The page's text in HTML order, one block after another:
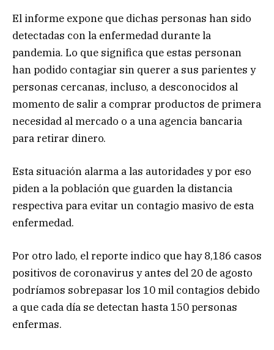
El informe expone que dichas personas han sido
detectadas con la enfermedad durante la
pandemia. Lo que significa que estas personan
han podido contagiar sin querer a sus parientes y
personas cercanas, incluso, a desconocidos al
momento de salir a comprar productos de primera
necesidad al mercado o a una agencia bancaria
para retirar dinero.
Esta situación alarma a las autoridades y por eso
piden a la población que guarden la distancia
respectiva para evitar un contagio masivo de esta
enfermedad.
Por otro lado, el reporte indico que hay 8,186 casos
positivos de coronavirus y antes del 20 de agosto
podríamos sobrepasar los 10 mil contagios debido
a que cada día se detectan hasta 150 personas
enfermas.